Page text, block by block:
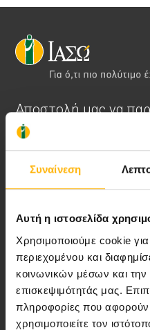
Συναίνεση
Αυτή η ιστοσελίδα
Χρησιμοποιούμε cookie
περιεχομένου και
κοινωνικών μέσων και
επισκεψιμότητάς μας.
πληροφορίες που
χρησιμοποιείτε τον
Αποστολή μας να
ποιότητας
Λεωφ.